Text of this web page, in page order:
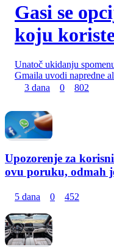
Gasi se
koju
Unatoč ukidanju
Gmaila uvodi napredne
3 dana
0 802
Upozorenje za
ovu poruku, odmah
5 dana 0 452